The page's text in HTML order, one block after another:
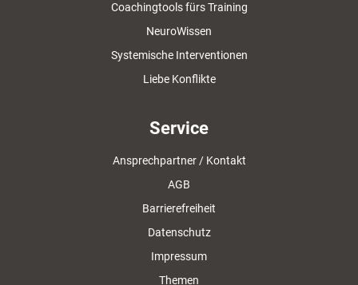
Coachingtools fürs Training
NeuroWissen
Systemische Interventionen
Liebe Konflikte
Service
Ansprechpartner / Kontakt
AGB
Barrierefreiheit
Datenschutz
Impressum
Themen